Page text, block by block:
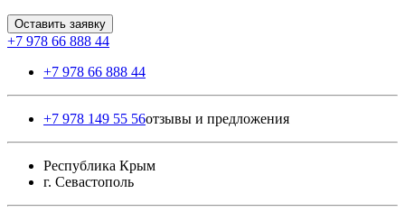
Оставить заявку
+7 978 66 888 44
+7 978 66 888 44
+7 978 149 55 56отзывы и предложения
Республика Крым
г. Севастополь